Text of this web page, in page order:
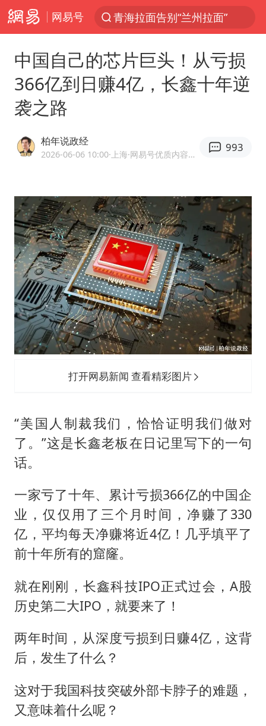
网易号
青海拉面告别“兰州拉面”
U17国足三战全胜
青海海西州茫崖市发生3.1级地震
巡查组提问 工作人员偷用手机查答案
多地要求领导干部带头休假
台风白海豚进入48小时警戒线
宇树科技发行价格150.80元/股
外交部发言人就广岛核爆81周年等答记者问
佛得角门将亮相智利俱乐部主场
首次证实！“胶球”存在
民警发现救助的拾荒老人是逃犯
中方回应是否在太平洋海底开采稀土
奋进开新局 实干挑大梁
中国自己的芯片巨头！从亏损
366亿到日赚4亿，长鑫十年逆
袭之路
柏年说政经
2026-06-06 10:00·上海 ·网易号优质内容创作者
993
打开网易新闻 查看精彩图片
“美国人制裁我们，恰恰证明我们做对
了。”这是长鑫老板在日记里写下的一句
话。
一家亏了十年、累计亏损366亿的中国企
业，仅仅用了三个月时间，净赚了330
亿，平均每天净赚将近4亿！几乎填平了
前十年所有的窟窿。
就在刚刚，长鑫科技IPO正式过会，A股
历史第二大IPO，就要来了！
两年时间，从深度亏损到日赚4亿，这背
后，发生了什么？
这对于我国科技突破外部卡脖子的难题，
又意味着什么呢？